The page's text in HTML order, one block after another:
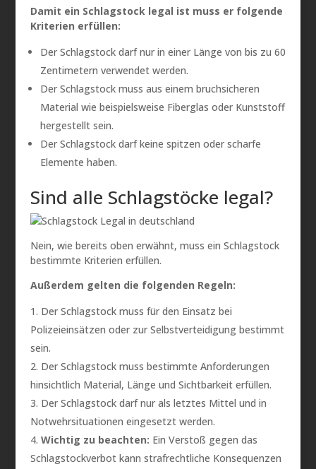
Damit ein Schlagstock legal ist muss er folgende
Kriterien erfüllen:
Der Schlagstock darf nur in einer Länge von bis zu 60
Zentimetern verwendet werden.
Der Schlagstock muss aus einem bruchsicheren
Material wie beispielsweise Fiberglas oder Kunststoff
hergestellt sein.
Der Schlagstock darf keine spitzen oder scharfe
Elemente haben.
Sind alle Schlagstöcke legal?
Nein, wie bereits oben erwähnt, muss ein Schlagstock
bestimmte Kriterien erfüllen.
Außerdem gelten die folgenden Regeln:
Der Schlagstock muss für den Einsatz bei
Polizeieinsätzen oder zur Selbstverteidigung bestimmt
sein.
Der Schlagstock muss bestimmte Anforderungen
hinsichtlich Material, Länge und Sichtbarkeit erfüllen.
Der Schlagstock darf nur als letztes Mittel und in
Notwehrsituationen eingesetzt werden.
Wichtig zu beachten: Ein Verstoß gegen das
Schlagstockverbot kann strafrechtliche Konsequenzen